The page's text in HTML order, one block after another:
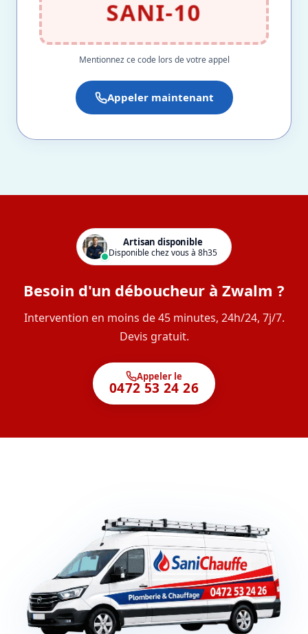
SANI-10
Mentionnez ce code lors de votre appel
Appeler maintenant
Artisan disponible
Disponible chez vous à 8h35
Besoin d'un déboucheur à Zwalm ?
Intervention en moins de 45 minutes, 24h/24, 7j/7.
Devis gratuit.
Appeler le
0472 53 24 26